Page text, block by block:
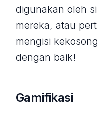
digunakan oleh
mereka, atau
mengisi
dengan baik!
Gamifikasi